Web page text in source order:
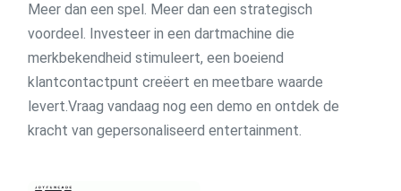
Meer dan een spel. Meer dan een strategisch
voordeel. Investeer in een dartmachine die
merkbekendheid stimuleert, een boeiend
klantcontactpunt creëert en meetbare waarde
levert.Vraag vandaag nog een demo en ontdek de
kracht van gepersonaliseerd entertainment.